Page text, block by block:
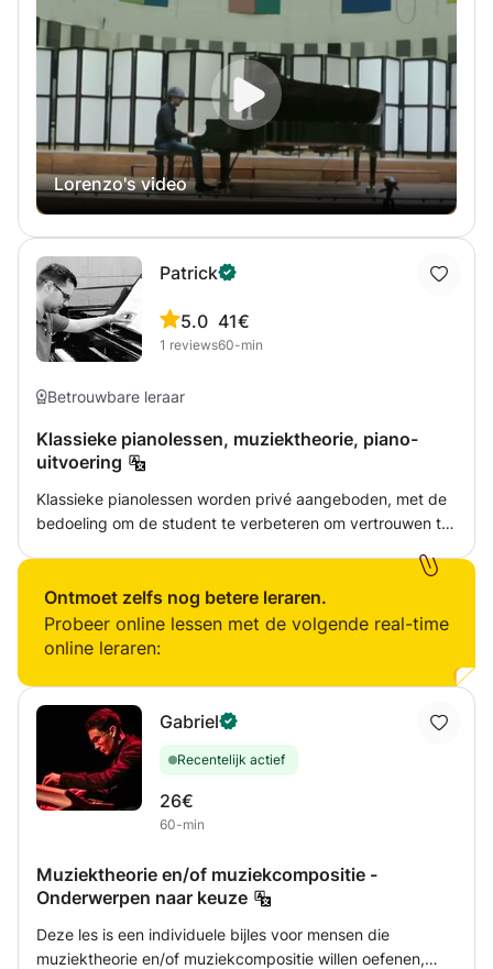
muziektheorie leert spelen volgens jouw interesses en
behoeften. Ik heb een bachelor in piano pedagogie
gestudeerd en ik ben nog steeds in opleiding. Momenteel
studeer ik voor een master in pianospelen aan het
Utrechts Conservatorium. Ik heb ook veel cursussen
gevolgd van grote meesters en ik heb deelgenomen aan
internationale pianofestivals. Mijn lessen zijn een
combinatie van leren en genieten.
Lorenzo's video
Patrick
5.0
1 reviews
41€
60-min
Betrouwbare leraar
Klassieke pianolessen, muziektheorie, piano-
uitvoering
Klassieke pianolessen worden privé aangeboden, met de
bedoeling om de student te verbeteren om vertrouwen te
Stap voor stap en ook afhankelijk van het niveau van de
student kun je evolueren van barokmuziek naar de
romantische of impressionistische periode en uiteraard zal
wat je leert in klassieke piano van toepassing zijn op
daarom mijn doel zijn om je te bereiken met die
standaard!
Ontmoet zelfs nog betere leraren.
Probeer online lessen met de volgende real-time
online leraren:
Gabriel
Recentelijk actief
26€
60-min
Muziektheorie en/of muziekcompositie -
Onderwerpen naar keuze
Deze les is een individuele bijles voor mensen die
muziektheorie en/of muziekcompositie willen oefenen,